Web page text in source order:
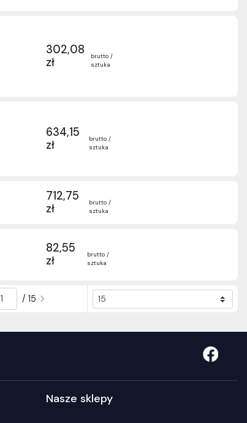
302,08
zł
brutto /
sztuka
634,15
zł
brutto /
sztuka
712,75
zł
brutto /
sztuka
82,55
zł
brutto /
sztuka
/ 15
Nasze sklepy